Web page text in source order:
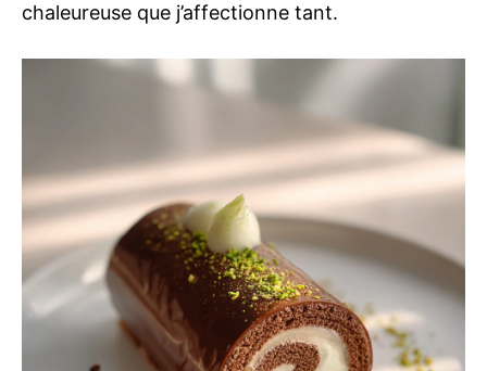
chaleureuse que j’affectionne tant.